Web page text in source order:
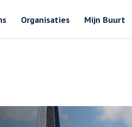
Organisaties Mijn Buurt